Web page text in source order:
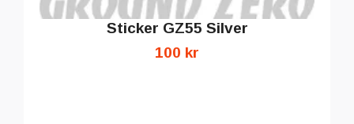
Sticker GZ55 Silver
100 kr